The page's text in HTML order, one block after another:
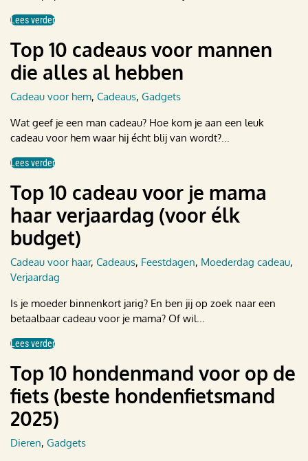
Lees verder
Top 10 cadeaus voor mannen
die alles al hebben
Cadeau voor hem, Cadeaus, Gadgets
Wat geef je een man cadeau? Hoe kom je aan een leuk
cadeau voor hem waar hij écht blij van wordt?...
Lees verder
Top 10 cadeau voor je mama
haar verjaardag (voor élk
budget)
Cadeau voor haar, Cadeaus, Feestdagen, Moederdag cadeau,
Verjaardag
Is je moeder binnenkort jarig? En ben jij op zoek naar een
betaalbaar cadeau voor je mama? Of wil...
Lees verder
Top 10 hondenmand voor op de
fiets (beste hondenfietsmand
2025)
Dieren, Gadgets